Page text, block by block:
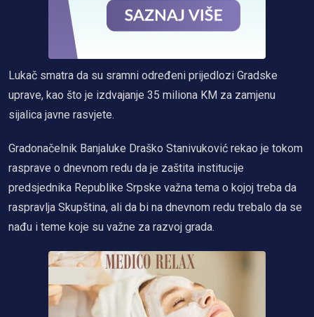
Lukač smatra da su sramni određeni prijedlozi Gradske
uprave, kao što je izdvajanje 35 miliona KM za zamjenu
sijalica javne rasvjete.
Gradonačelnik Banjaluke Draško Stanivuković rekao je tokom
rasprave o dnevnom redu da je zaštita institucije
predsjednika Republike Srpske važna tema o kojoj treba da
raspravlja Skupština, ali da bi na dnevnom redu trebalo da se
nađu i teme koje su važne za razvoj grada.